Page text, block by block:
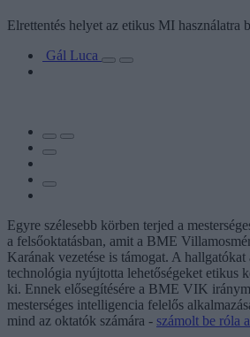
Elrettentés helyet az etikus MI használatra
Gál Luca
Egyre szélesebb körben terjed a
a felsőoktatásban, amit a BME
Karának vezetése is támogat. A
technológia nyújtotta lehetőségeket etikus
ki. Ennek elősegítésére a BME VIK
mesterséges intelligencia felelős
mind az oktatók számára - számolt be róla